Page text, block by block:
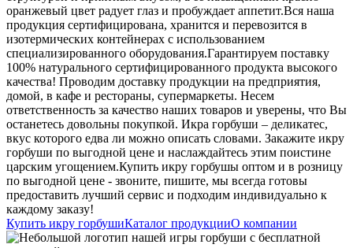
оранжевый цвет радует глаз и пробуждает аппетит.Вся наша
продукция сертифицирована, хранится и перевозится в
изотермических контейнерах с использованием
специализированного оборудования.Гарантируем поставку
100% натурального сертифицированного продукта высокого
качества! Проводим доставку продукции на предприятия,
домой, в кафе и рестораны, супермаркеты. Несем
ответственность за качество наших товаров и уверены, что Вы
останетесь довольны покупкой. Икра горбуши – деликатес,
вкус которого едва ли можно описать словами. Закажите икру
горбуши по выгодной цене и наслаждайтесь этим поистине
царским угощением.Купить икру горбушы оптом и в розницу
по выгодной цене - звоните, пишите, мы всегда готовы
предоставить лучший сервис и подходим индивидуально к
каждому заказу!
Купить икру горбушиКаталог продукцииО компании